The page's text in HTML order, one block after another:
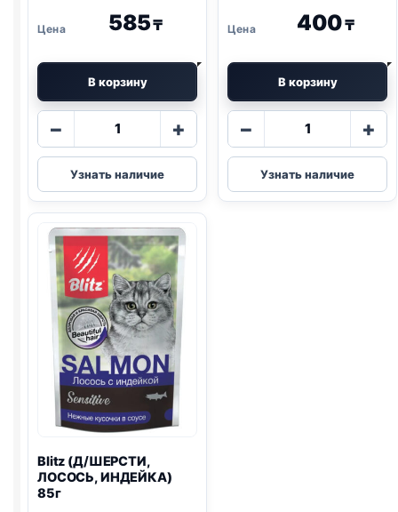
585₸
В корзину
−
Количество
AlphaPet
влаж.
(ГОВЯДИНА
МАЛИНА)
80г
+
Узнать наличие
400₸
В корзину
−
Количество
Blitz
(СТЕРИЛ.,
КУРИЦА,
+
Узнать наличие
Blitz (Д/ШЕРСТИ,
ЛОСОСЬ, ИНДЕЙКА)
85г